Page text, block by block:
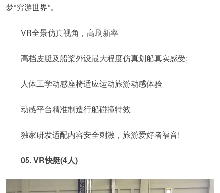
梦“穷游世界”。
VR全景仿真视角，高刷新率
高档皮艇及船桨外设最大程度仿真划船真实感受;
人体工学动感座椅适应运动旅游动感体验
动感平台精准制造行船碰撞特效
独家研发适配内容安全刺激，旅游爱好者福音!
05. VR快艇(4人)